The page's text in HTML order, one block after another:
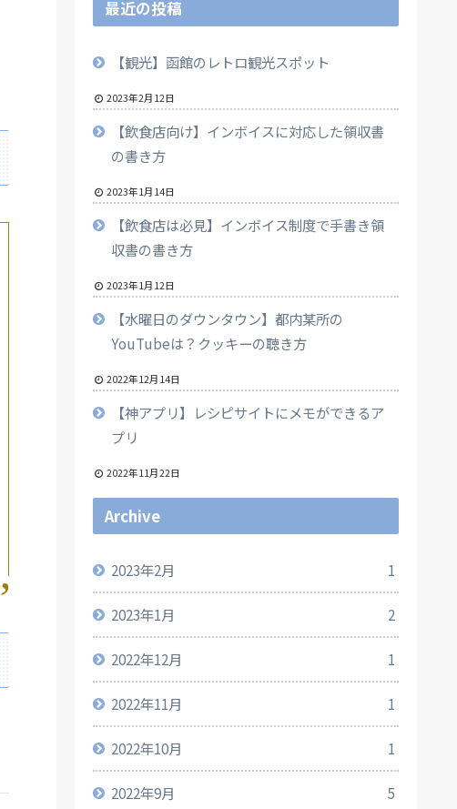
最近の投稿
【観光】函館のレトロ観光スポット
2023年2月12日
【飲食店向け】インボイスに対応した領収書
の書き方
2023年1月14日
【飲食店は必見】インボイス制度で手書き領
収書の書き方
2023年1月12日
【水曜日のダウンタウン】都内某所の
YouTubeは？クッキーの聴き方
2022年12月14日
【神アプリ】レシピサイトにメモができるア
プリ
2022年11月22日
Archive
2023年2月 1
2023年1月 2
2022年12月 1
2022年11月 1
2022年10月 1
2022年9月 5